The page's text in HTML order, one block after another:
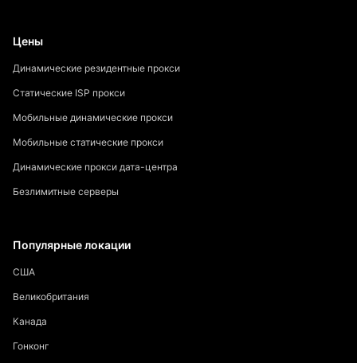
Цены
Динамические резидентные прокси
Статические ISP прокси
Мобильные динамические прокси
Мобильные статические прокси
Динамические прокси дата-центра
Безлимитные серверы
Популярные локации
США
Великобритания
Канада
Гонконг